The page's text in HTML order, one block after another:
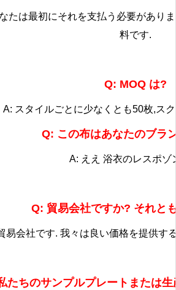
たは最初にそれを支払う必要があり
料です.
Q: MOQ は?
A: スタイルごとに少なくとも50枚,ス
Q: この布はあなたのブラ
A: ええ 浴衣のレスポゾ
Q: 貿易会社ですか? それと
易会社です. 我々は良い価格を提供す
たちのサンプルプレートまたは